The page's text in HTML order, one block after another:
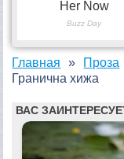
Главная Проза
Гранична хижа